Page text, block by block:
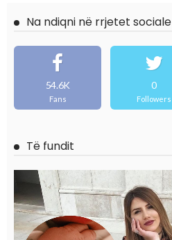
Na ndiqni në rrjetet sociale
54.6K
Fans
0
Followers
Të fundit